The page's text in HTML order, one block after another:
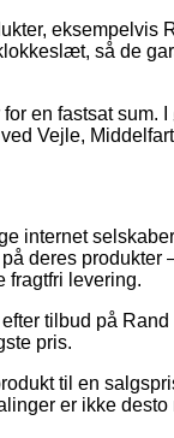
eksempelvis
så de
en fastsat sum. I
Vejle,
internet
deres produkter
fragtfri levering.
tilbud på
pris.
til en
er ikke desto